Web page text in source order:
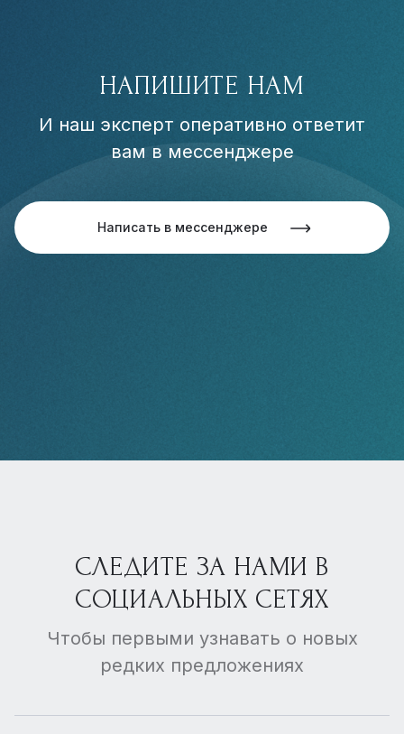
НАПИШИТЕ НАМ
И наш эксперт оперативно ответит
вам в мессенджере
Написать в мессенджере
СЛЕДИТЕ ЗА НАМИ В
СОЦИАЛЬНЫХ СЕТЯХ
Чтобы первыми узнавать о новых
редких предложениях